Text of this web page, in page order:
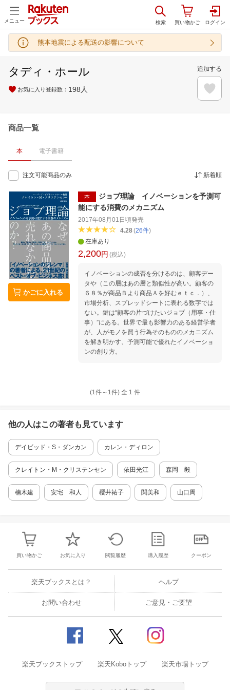
メニュー
熊本地震による配送の影響について
タディ・ホール
お気に入り登録数： 198 人
追加する
商品一覧
本 電子書籍
注文可能商品のみ 新着順
かごに入れる
本
ジョブ理論 イノベーションを予測可
能にする消費のメカニズム
2017年08月01日頃発売
4.28(26件)
在庫あり
2,200円 (税込)
イノベーションの成否を分けるのは、顧客デー
タや（この層はあの層と類似性が高い。顧客の
６８％が商品Ｂより商品Ａを好むｅｔｃ．）、
市場分析、スプレッドシートに表れる数字では
ない。鍵は“顧客の片づけたいジョブ（用事・仕
事）”にある。世界で最も影響力のある経営学者
が、人がモノを買う行為そのもののメカニズム
を解き明かす、予測可能で優れたイノベーショ
ンの創り方。
(1件～ 1件) 全 1 件
他の人はこの著者も見ています
デイビッド・S・ダンカン カレン・ディロン
クレイトン・M・クリステンセン 依田光江 森岡 毅
楠木建 安宅 和人 櫻井祐子 関美和 山口周
買い物かご お気に入り 閲覧履歴 購入履歴 クーポン
楽天ブックスとは？ ヘルプ
お問い合わせ ご意見・ご要望
楽天ブックストップ 楽天Koboトップ 楽天市場トップ